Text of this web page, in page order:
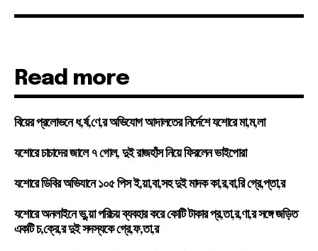
Read more
বিয়ের প্রলোভনে ধ,র্ষ,ণে,র অভিযোগ আদালতের নির্দেশে যশোরে মা,ম,লা
যশোরে চাচাদের জালে ৭ গোল, দুই রাজহাঁস নিয়ে ফিরলেন ভাইপোরা
যশোরে ডিবির অভিযানে ১০৫ পিস ই,য়া,বা,সহ দুই মাদক কা,র,বা,রি গ্রে,প্তা,র
যশোরে অনলাইনে ভু,য়া পরিচয় ব্যবহার করে কোটি টাকার প্র,তা,র,ণা,র সঙ্গে জড়িত
একটি চ,ক্রে,র দুই সদস্যকে গ্রে,ফ,তা,র